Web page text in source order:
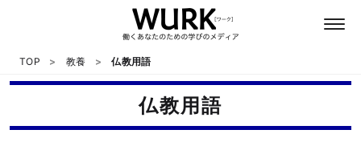
TOP 教養 仏教用語
仏教用語